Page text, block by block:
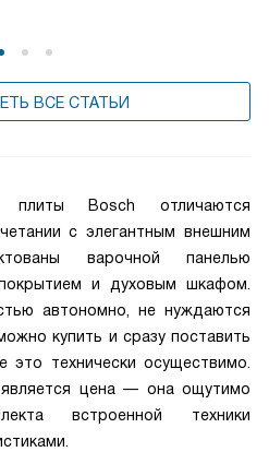
ВСЕ СТАТЬИ
плиты Bosch отличаются
с элегантным внешним
варочной панелью
и духовым шкафом.
автономно, не нуждаются
купить и сразу поставить
это технически осуществимо.
цена — она ощутимо
встроенной техники